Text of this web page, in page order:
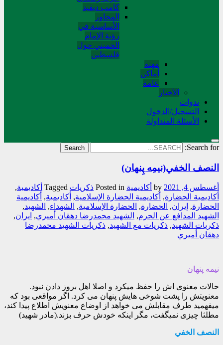
کامب دیفید
المحاور
الأساسية في
رؤية الإمام
الخميني حول
فلسطین
مهنة
أماکن
عامة
الأخبار
ندوات
التسجیل/الدخول
الأسئلة المتداولة
Search for:
النصف الخفي(نیمِه پِنهان)
أغسطس 4, 2021 أکادیمیة Posted in ذکریات Tagged أكاديمية,
أكاديمية الحضارة, أكاديمية الحضارة الإسلامية, أکاديمية, أکاديمية
الحضارة, إيران, الحضارة, الحضارة الإسلامية, الشهداء, الشهيد,
الشهيد المدافع عن الحرم, الشهيد محمدرضا دهقان أميري, ايران,
ذكريات الشهيد, ذكريات مع الشهيد, ذکريات الشهيد محمدرضا
دهقان أميري
نیمه پنهان
حالات معنوی اش را حفظ میکرد و اصلا اهل بروز دادن نبود.
معنویتش را پشت شوخی هایش پنهان می کرد. اگر مواقعی بود که
میفهمید طرف مقابلش می خواهد از اوضاع معنویش اطلاع پیدا کند،
مطلثا چیزی نمیگفت، مگر اینکه خودش حرف بزند.(مادر شهید)
النصف الخفي